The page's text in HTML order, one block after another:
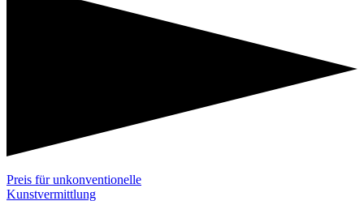
Preis für unkonventionelle
Kunstvermittlung